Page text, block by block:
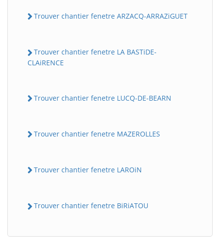
Trouver chantier fenetre ARZACQ-ARRAZiGUET
Trouver chantier fenetre LA BASTiDE-
CLAiRENCE
Trouver chantier fenetre LUCQ-DE-BEARN
Trouver chantier fenetre MAZEROLLES
Trouver chantier fenetre LAROiN
Trouver chantier fenetre BiRiATOU